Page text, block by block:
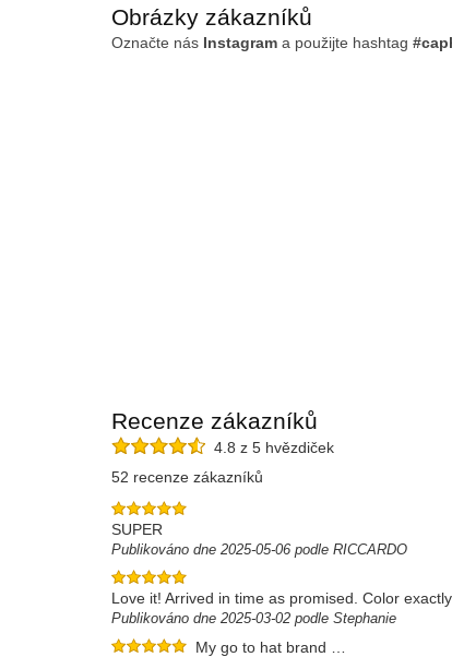
Obrázky zákazníků
Označte nás Instagram a použijte hashtag
Recenze zákazníků
4.8 z 5 hvězdiček
52 recenze zákazníků
SUPER
Publikováno dne 2025-05-06 podle RICCARDO
Love it! Arrived in time as promised. Color
Publikováno dne 2025-03-02 podle Stephanie
My go to hat brand …